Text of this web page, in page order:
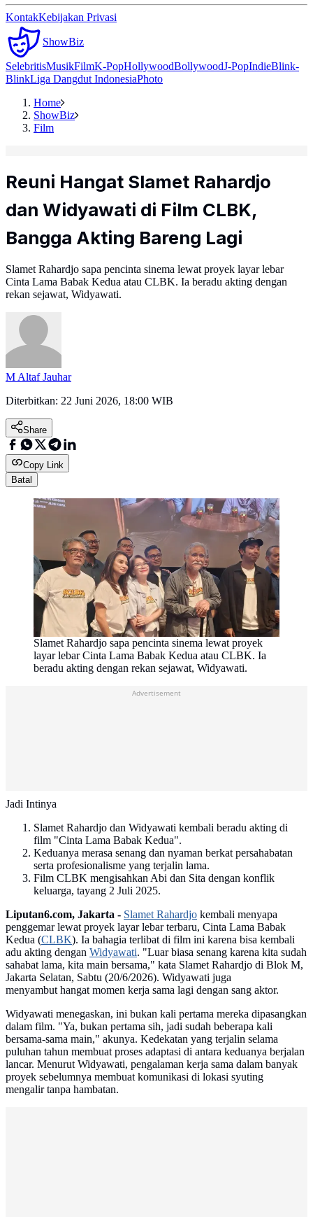
KontakKebijakan Privasi
ShowBiz
SelebritisMusikFilmK-PopHollywoodBollywoodJ-PopIndieBlink-
BlinkLiga Dangdut IndonesiaPhoto
Home
ShowBiz
Film
Reuni Hangat Slamet Rahardjo
dan Widyawati di Film CLBK,
Bangga Akting Bareng Lagi
Slamet Rahardjo sapa pencinta sinema lewat proyek layar lebar
Cinta Lama Babak Kedua atau CLBK. Ia beradu akting dengan
rekan sejawat, Widyawati.
M Altaf Jauhar
Diterbitkan: 22 Juni 2026, 18:00 WIB
Share
Copy Link
Batal
Slamet Rahardjo sapa pencinta sinema lewat proyek
layar lebar Cinta Lama Babak Kedua atau CLBK. Ia
beradu akting dengan rekan sejawat, Widyawati.
Advertisement
Jadi Intinya
Slamet Rahardjo dan Widyawati kembali beradu akting di
film "Cinta Lama Babak Kedua".
Keduanya merasa senang dan nyaman berkat persahabatan
serta profesionalisme yang terjalin lama.
Film CLBK mengisahkan Abi dan Sita dengan konflik
keluarga, tayang 2 Juli 2025.
Liputan6.com, Jakarta - Slamet Rahardjo kembali menyapa
penggemar lewat proyek layar lebar terbaru, Cinta Lama Babak
Kedua (CLBK). Ia bahagia terlibat di film ini karena bisa kembali
adu akting dengan Widyawati. "Luar biasa senang karena kita sudah
sahabat lama, kita main bersama," kata Slamet Rahardjo di Blok M,
Jakarta Selatan, Sabtu (20/6/2026). Widyawati juga
menyambut hangat momen kerja sama lagi dengan sang aktor.
Widyawati menegaskan, ini bukan kali pertama mereka dipasangkan
dalam film. "Ya, bukan pertama sih, jadi sudah beberapa kali
bersama-sama main," akunya. Kedekatan yang terjalin selama
puluhan tahun membuat proses adaptasi di antara keduanya berjalan
lancar. Menurut Widyawati, pengalaman kerja sama dalam banyak
proyek sebelumnya membuat komunikasi di lokasi syuting
mengalir tanpa hambatan.